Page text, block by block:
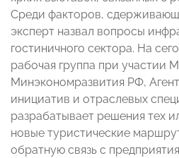
Среди факторов,
эксперт назвал вопросы
гостиничного сектора. На
рабочая группа при участии
Минэкономразвития РФ,
инициатив и отраслевых
разрабатывает решения тех
новые туристические
обратную связь с